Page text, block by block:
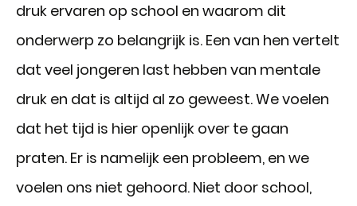
druk ervaren op school en waarom dit
onderwerp zo belangrijk is. Een van hen vertelt
dat veel jongeren last hebben van mentale
druk en dat is altijd al zo geweest. We voelen
dat het tijd is hier openlijk over te gaan
praten. Er is namelijk een probleem, en we
voelen ons niet gehoord. Niet door school,